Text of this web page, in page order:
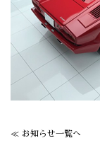
≪ お知らせ一覧へ